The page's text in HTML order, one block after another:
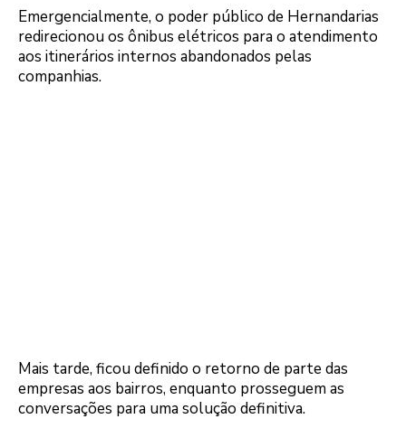
Emergencialmente, o poder público de Hernandarias
redirecionou os ônibus elétricos para o atendimento
aos itinerários internos abandonados pelas
companhias.
Mais tarde, ficou definido o retorno de parte das
empresas aos bairros, enquanto prosseguem as
conversações para uma solução definitiva.